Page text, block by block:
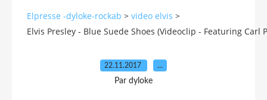
Elpresse -dyloke-rockab > video elvis >
Elvis Presley - Blue Suede Shoes (Videoclip - Featuring Carl
22.11.2017 …
Par dyloke